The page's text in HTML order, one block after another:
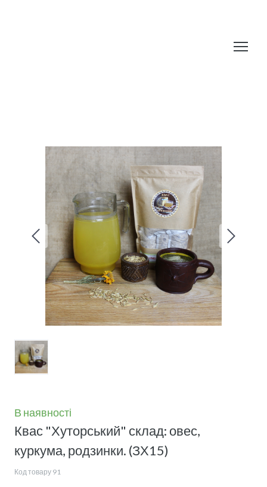
В наявності
Квас "Хуторський" склад: овес,
куркума, родзинки. (ЗХ15)
Код товару 91